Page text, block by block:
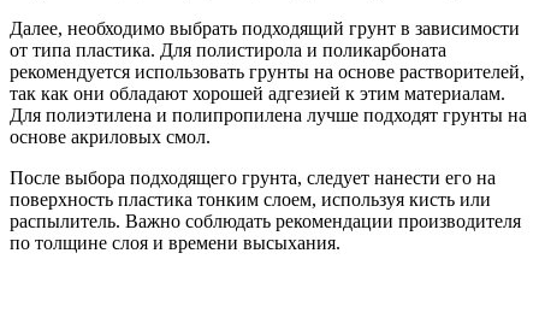
Далее, необходимо выбрать подходящий грунт в зависимости
от типа пластика. Для полистирола и поликарбоната
рекомендуется использовать грунты на основе растворителей,
так как они обладают хорошей адгезией к этим материалам.
Для полиэтилена и полипропилена лучше подходят грунты на
основе акриловых смол.
После выбора подходящего грунта, следует нанести его на
поверхность пластика тонким слоем, используя кисть или
распылитель. Важно соблюдать рекомендации производителя
по толщине слоя и времени высыхания.